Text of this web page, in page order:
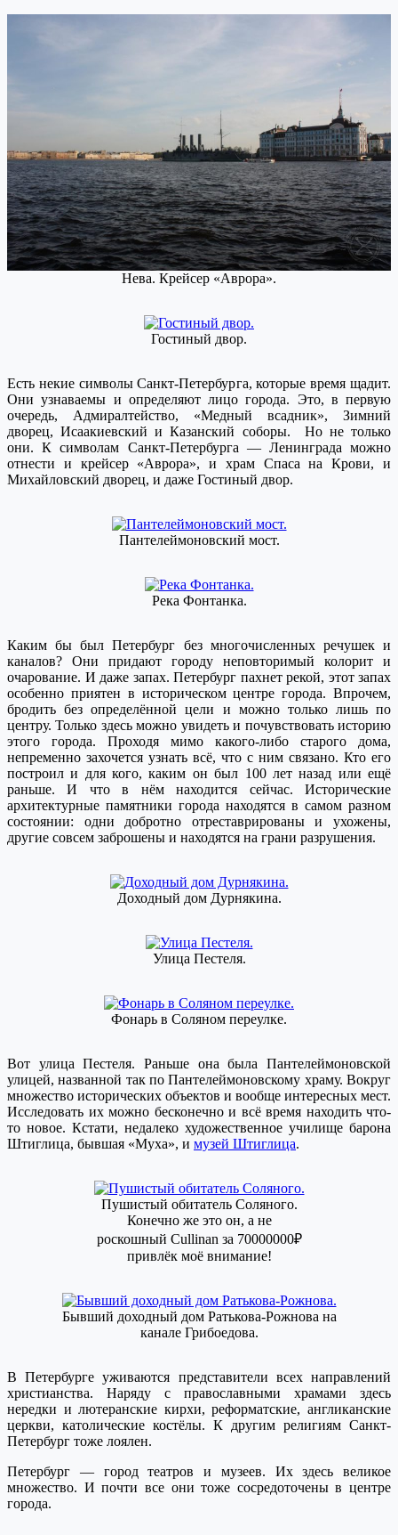
Нева. Крейсер «Аврора».
Гостиный двор.
Есть некие символы Санкт-Петербурга, которые время щадит.
Они узнаваемы и определяют лицо города. Это, в первую
очередь, Адмиралтейство, «Медный всадник», Зимний
дворец, Исаакиевский и Казанский соборы. Но не только
они. К символам Санкт-Петербурга — Ленинграда можно
отнести и крейсер «Аврора», и храм Спаса на Крови, и
Михайловский дворец, и даже Гостиный двор.
Пантелеймоновский мост.
Река Фонтанка.
Каким бы был Петербург без многочисленных речушек и
каналов? Они придают городу неповторимый колорит и
очарование. И даже запах. Петербург пахнет рекой, этот запах
особенно приятен в историческом центре города. Впрочем,
бродить без определённой цели и можно только лишь по
центру. Только здесь можно увидеть и почувствовать историю
этого города. Проходя мимо какого-либо старого дома,
непременно захочется узнать всё, что с ним связано. Кто его
построил и для кого, каким он был 100 лет назад или ещё
раньше. И что в нём находится сейчас. Исторические
архитектурные памятники города находятся в самом разном
состоянии: одни добротно отреставрированы и ухожены,
другие совсем заброшены и находятся на грани разрушения.
Доходный дом Дурнякина.
Улица Пестеля.
Фонарь в Соляном переулке.
Вот улица Пестеля. Раньше она была Пантелеймоновской
улицей, названной так по Пантелеймоновскому храму. Вокруг
множество исторических объектов и вообще интересных мест.
Исследовать их можно бесконечно и всё время находить что-
то новое. Кстати, недалеко художественное училище барона
Штиглица, бывшая «Муха», и музей Штиглица.
Пушистый обитатель Соляного.
Конечно же это он, а не
роскошный Cullinan за 70000000₽
привлёк моё внимание!
Бывший доходный дом Ратькова-Рожнова на
канале Грибоедова.
В Петербурге уживаются представители всех направлений
христианства. Наряду с православными храмами здесь
нередки и лютеранские кирхи, реформатские, англиканские
церкви, католические костёлы. К другим религиям Санкт-
Петербург тоже лоялен.
Петербург — город театров и музеев. Их здесь великое
множество. И почти все они тоже сосредоточены в центре
города.